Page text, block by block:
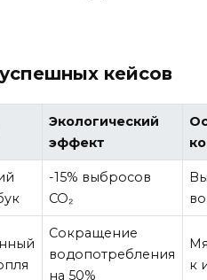
кейсов
Экологический
эффект
-15% выбросов
CO₂
Сокращение
водопотребления
на 50%
к